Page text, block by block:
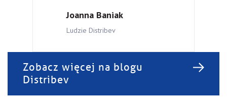
Joanna Baniak
Ludzie Distribev
Zobacz więcej na blogu
Distribev